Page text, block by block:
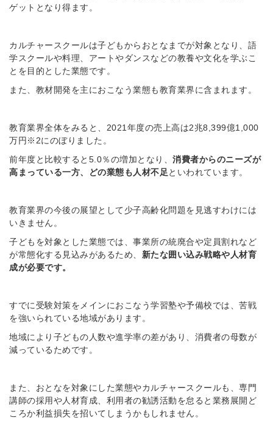
ゲットとなり得ます。
カルチャースクールは子どもからおとなまでが対象となり、語
学スクールや料理、アートやダンスなどの教養や文化を学ぶこ
とを目的とした業態です。
また、教材開発を主におこなう業態も教育業界に含まれます。
教育業界全体をみると、2021年度の売上高は2兆8,399億1,000
万円※2にのぼりました。
前年度と比較すると5.0％の増加となり、 消費者からのニーズが
高まっている一方、
どの業態も人材不足といわれています。
教育業界の今後の展望として少子高齢化問題を見逃すわけには
いきません。
子どもを対象とした業態では、事業所の統廃合や定員割れなど
が常態化する見込みがあるため、 新たな囲い込み戦略や人材育
成が必要です。
すでに受験対策をメインにおこなう学習塾や予備校では、苦戦
を強いられている地域があります。
地域により子どもの人数や進学率の差があり、消費者の母数が
減っているためです。
また、おとなを対象にした業態やカルチャースクールも、専門
講師の採用や人材育成、利用者の勧誘活動を怠ると業務展開ど
ころか利益損失を招いてしまうかもしれません。